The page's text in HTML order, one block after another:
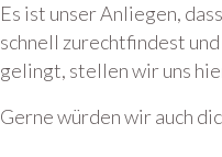
Es ist unser Anliegen,
schnell zurechtfindest
gelingt, stellen wir uns
Gerne würden wir auch